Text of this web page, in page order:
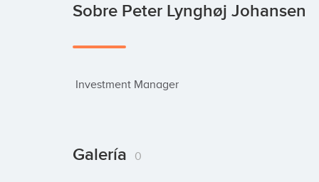
Sobre Peter Lynghøj Johansen
Investment Manager
Galería 0